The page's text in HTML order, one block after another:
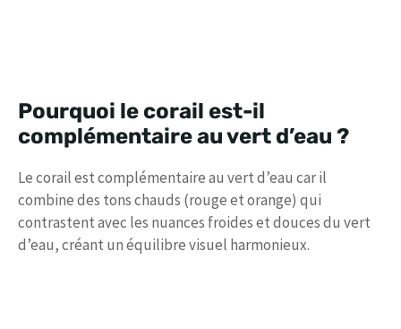
Pourquoi le corail est-il
complémentaire au vert d’eau ?
Le corail est complémentaire au vert d’eau car il
combine des tons chauds (rouge et orange) qui
contrastent avec les nuances froides et douces du vert
d’eau, créant un équilibre visuel harmonieux.